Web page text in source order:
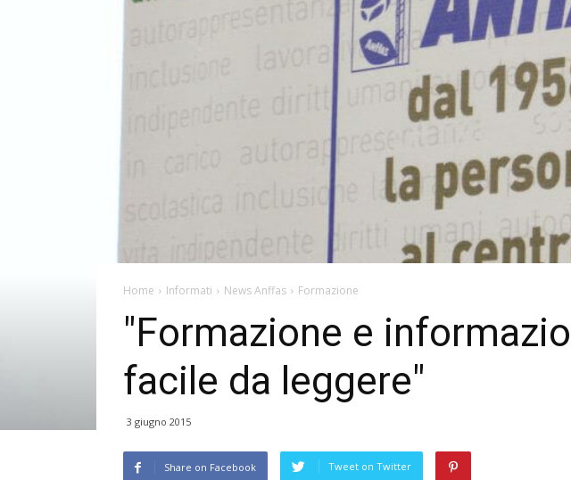
Home Informati News Anffas Formazione
"Formazione e
facile da leggere"
3 giugno 2015
Share on Facebook Tweet on Twitter